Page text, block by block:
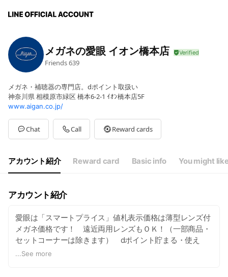
メガネの愛眼 イオン橋本店
Friends639
メガネ・補聴器の専門店。dポイント取扱い
神奈川県 相模原市緑区 橋本6-2-1 ｲｵﾝ橋本店5F
www.aigan.co.jp/
Chat Call Reward cards
アカウント紹介 Reward card Basic info You might
アカウント紹介
愛眼は「スマートプライス」値札表示価格は薄型レンズ付
メガネ価格です！ 遠近両用レンズもＯＫ！（一部商品・
セットコーナーは除きます） dポイント貯まる・使え
る！
...See more